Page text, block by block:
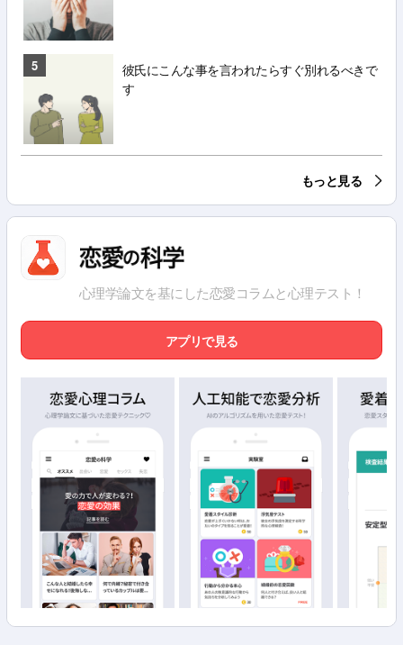
5
彼氏にこんな事を言われたらすぐ別れるべきで
す
もっと見る
心理学論文を基にした恋愛コラムと心理テスト！
アプリで見る